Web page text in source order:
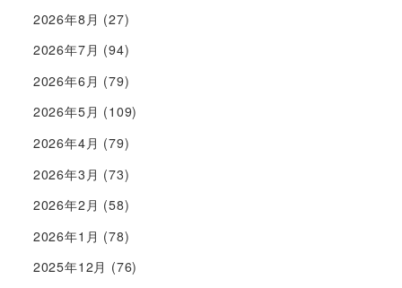
2026年8月 (27)
2026年7月 (94)
2026年6月 (79)
2026年5月 (109)
2026年4月 (79)
2026年3月 (73)
2026年2月 (58)
2026年1月 (78)
2025年12月 (76)